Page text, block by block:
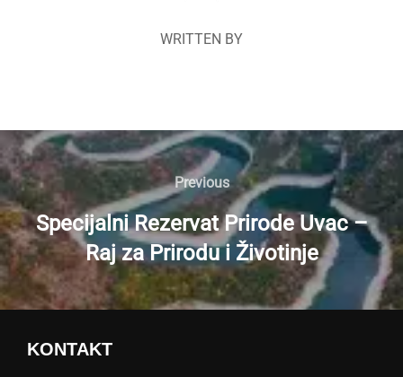
WRITTEN BY
Navigacija
članaka
Previous
Previous
Specijalni Rezervat Prirode Uvac –
Raj za Prirodu i Životinje
KONTAKT